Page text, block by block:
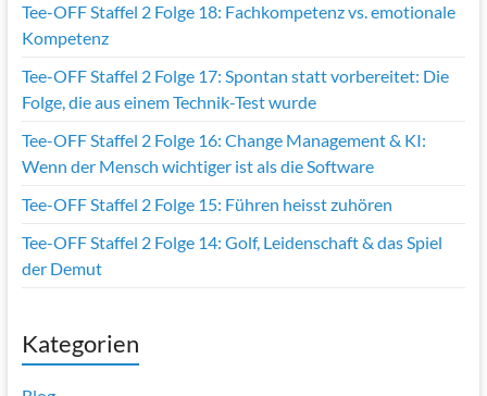
Tee-OFF Staffel 2 Folge 18: Fachkompetenz vs. emotionale
Kompetenz
Tee-OFF Staffel 2 Folge 17: Spontan statt vorbereitet: Die
Folge, die aus einem Technik-Test wurde
Tee-OFF Staffel 2 Folge 16: Change Management & KI:
Wenn der Mensch wichtiger ist als die Software
Tee-OFF Staffel 2 Folge 15: Führen heisst zuhören
Tee-OFF Staffel 2 Folge 14: Golf, Leidenschaft & das Spiel
der Demut
Kategorien